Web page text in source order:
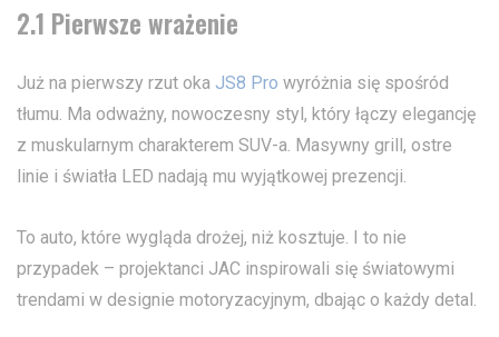
2.1 Pierwsze wrażenie
Już na pierwszy rzut oka JS8 Pro wyróżnia się spośród
tłumu. Ma odważny, nowoczesny styl, który łączy elegancję
z muskularnym charakterem SUV-a. Masywny grill, ostre
linie i światła LED nadają mu wyjątkowej prezencji.
To auto, które wygląda drożej, niż kosztuje. I to nie
przypadek – projektanci JAC inspirowali się światowymi
trendami w designie motoryzacyjnym, dbając o każdy detal.